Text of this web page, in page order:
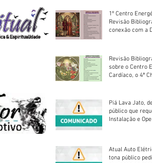
1º Centro
Revisão
conexão com a
Revisão
sobre o Centro
Cardíaco, o 4ª
Piá Lava Jato,
público que
Instalação e
Atual Auto
tona público